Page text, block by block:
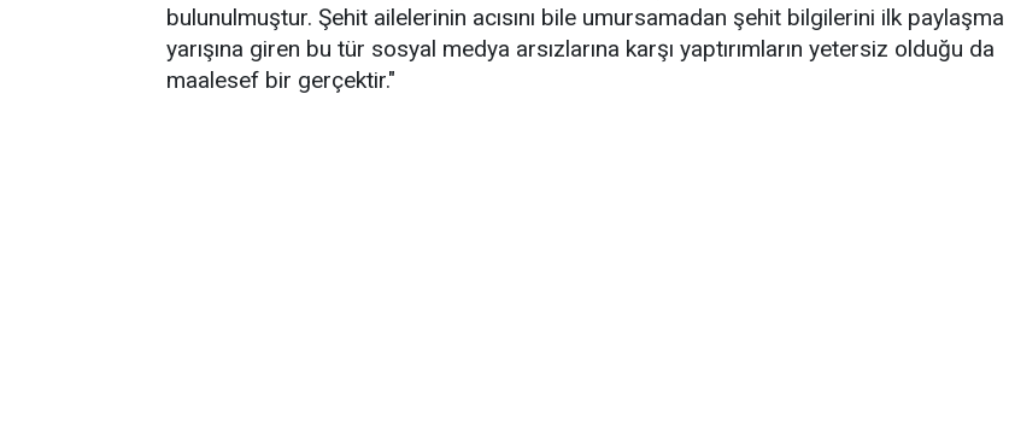
bulunulmuştur. Şehit ailelerinin acısını bile umursamadan şehit bilgilerini ilk paylaşma
yarışına giren bu tür sosyal medya arsızlarına karşı yaptırımların yetersiz olduğu da
maalesef bir gerçektir."